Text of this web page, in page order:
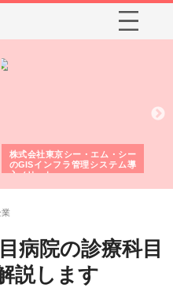
株式会社東京シー・エム・シー
のGISインフラ管理システム導
入メリット
業
病院の診療科目
説します